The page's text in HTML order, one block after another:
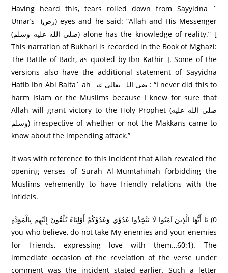
Having heard this, tears rolled down from Sayyidna `
Umar’s (رض) eyes and he said: “Allah and His Messenger
(صلى الله عليه وسلم) alone has the knowledge of reality.” [
This narration of Bukhari is recorded in the Book of Mghazi:
The Battle of Badr, as quoted by Ibn Kathir ]. Some of the
versions also have the additional statement of Sayyidna
Hatib Ibn Abi Balta` ah ضی اللہ تعالیٰ عنہ : “I never did this to
harm Islam or the Muslims because I knew for sure that
Allah will grant victory to the Holy Prophet (صلى الله عليه
وسلم) irrespective of whether or not the Makkans came to
know about the impending attack.”
It was with reference to this incident that Allah revealed the
opening verses of Surah Al-Mumtahinah forbidding the
Muslims vehemently to have friendly relations with the
infidels.
يَا أَيُّهَا الَّذِينَ آمَنُوا لَا تَتَّخِذُوا عَدُوِّي وَعَدُوَّكُمْ أَوْلِيَاءَ تُلْقُونَ إِلَيْهِم بِالْمَوَدَّةِ (0
you who believe, do not take My enemies and your enemies
for friends, expressing love with them…60:1). The
immediate occasion of the revelation of the verse under
comment was the incident stated earlier. Such a letter